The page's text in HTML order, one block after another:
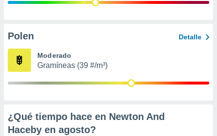
e
publicidad
Polen Detalle
Moderado
Gramíneas (39 #/m³)
¿Qué tiempo hace en Newton And
Haceby en agosto?